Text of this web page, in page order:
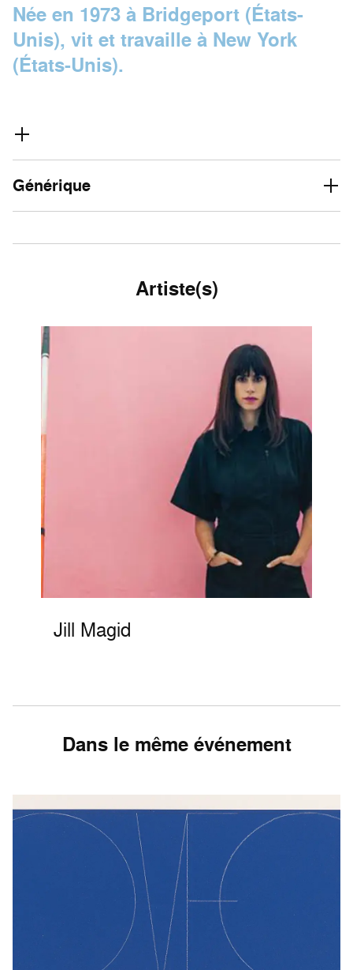
Née en 1973 à Bridgeport (États-
Unis), vit et travaille à New York
(États-Unis).
Générique
Artiste(s)
Jill Magid
Dans le même événement